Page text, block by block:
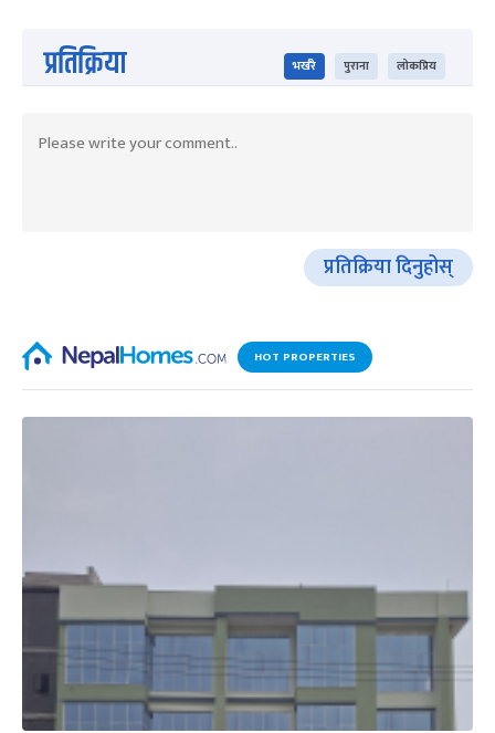
प्रतिक्रिया भर्खरै पुराना लोकप्रिय
प्रतिक्रिया दिनुहोस्
HOT PROPERTIES